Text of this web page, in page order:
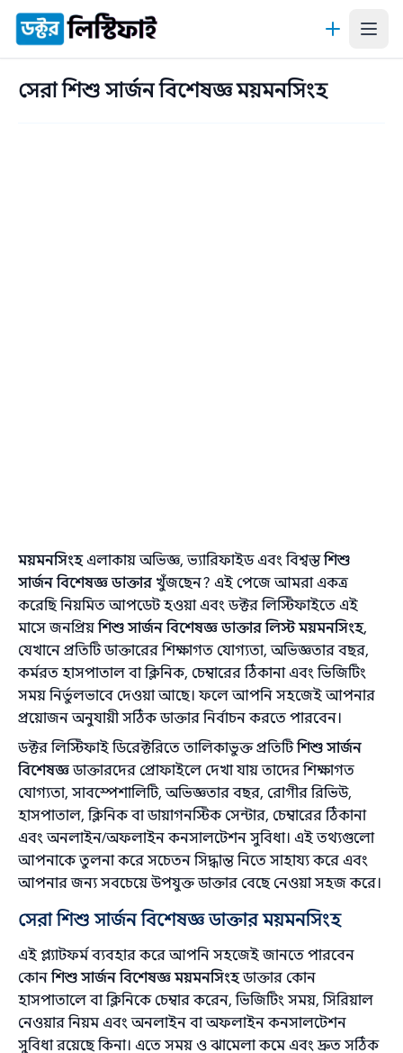
কন্টেন্টে যান
সেরা শিশু সার্জন বিশেষজ্ঞ ময়মনসিংহ
ময়মনসিংহএলাকায় অভিজ্ঞ, ভ্যারিফাইড এবং বিশ্বস্তশিশু
সার্জন বিশেষজ্ঞ ডাক্তার খুঁজছেন? এই পেজে আমরা একত্র
করেছি নিয়মিত আপডেট হওয়া এবং ডক্টর লিস্টিফাইতে এই
মাসে জনপ্রিয়শিশু সার্জন বিশেষজ্ঞ ডাক্তার লিস্ট ময়মনসিংহ,
যেখানে প্রতিটি ডাক্তারের শিক্ষাগত যোগ্যতা, অভিজ্ঞতার বছর,
কর্মরত হাসপাতাল বা ক্লিনিক, চেম্বারের ঠিকানা এবং ভিজিটিং
সময় নির্ভুলভাবে দেওয়া আছে। ফলে আপনি সহজেই আপনার
প্রয়োজন অনুযায়ী সঠিক ডাক্তার নির্বাচন করতে পারবেন।
ডক্টর লিস্টিফাই ডিরেক্টরিতে তালিকাভুক্ত প্রতিটিশিশু সার্জন
বিশেষজ্ঞডাক্তারদের প্রোফাইলে দেখা যায় তাদের শিক্ষাগত
যোগ্যতা, সাবস্পেশালিটি, অভিজ্ঞতার বছর, রোগীর রিভিউ,
হাসপাতাল, ক্লিনিক বা ডায়াগনস্টিক সেন্টার, চেম্বারের ঠিকানা
এবং অনলাইন/অফলাইন কনসালটেশন সুবিধা। এই তথ্যগুলো
আপনাকে তুলনা করে সচেতন সিদ্ধান্ত নিতে সাহায্য করে এবং
আপনার জন্য সবচেয়ে উপযুক্ত ডাক্তার বেছে নেওয়া সহজ করে।
সেরা শিশু সার্জন বিশেষজ্ঞ ডাক্তার ময়মনসিংহ
এই প্ল্যাটফর্ম ব্যবহার করে আপনি সহজেই জানতে পারবেন
কোনশিশু সার্জন বিশেষজ্ঞ ময়মনসিংহডাক্তার কোন
হাসপাতালে বা ক্লিনিকে চেম্বার করেন, ভিজিটিং সময়, সিরিয়াল
নেওয়ার নিয়ম এবং অনলাইন বা অফলাইন কনসালটেশন
সুবিধা রয়েছে কিনা। এতে সময় ও ঝামেলা কমে এবং দ্রুত সঠিক